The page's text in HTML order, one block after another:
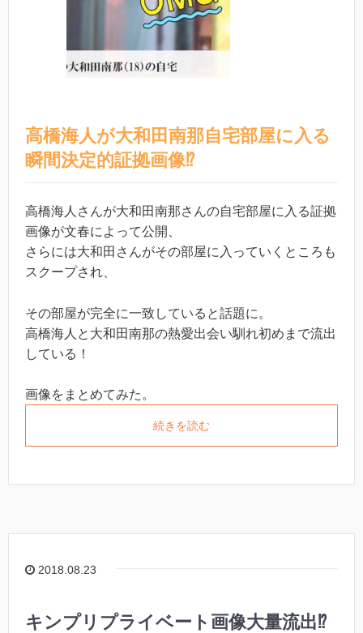
高橋海人が大和田南那自宅部屋に入る
瞬間決定的証拠画像⁉︎
高橋海人さんが大和田南那さんの自宅部屋に入る証拠
画像が文春によって公開、
さらには大和田さんがその部屋に入っていくところも
スクープされ、
その部屋が完全に一致していると話題に。
高橋海人と大和田南那の熱愛出会い馴れ初めまで流出
している！
画像をまとめてみた。
続きを読む
2018.08.23
キンプリプライベート画像大量流出⁉︎